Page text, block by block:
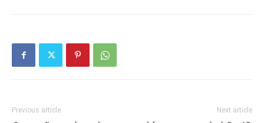
Previous article Next article